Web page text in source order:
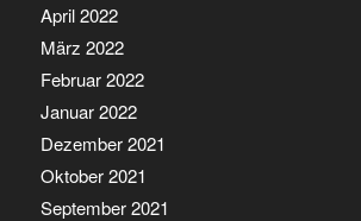
April 2022
März 2022
Februar 2022
Januar 2022
Dezember 2021
Oktober 2021
September 2021